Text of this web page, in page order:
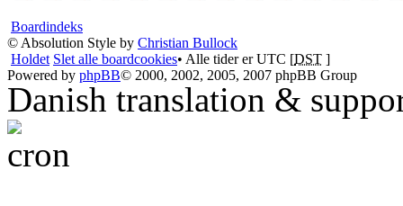
Boardindeks
© Absolution Style by Christian Bullock
Holdet Slet alle boardcookies• Alle tider er UTC [DST ]
Powered by phpBB© 2000, 2002, 2005, 2007 phpBB Group
Danish translation &